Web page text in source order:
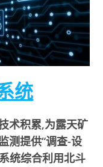
统
术积累,为露天矿
测提供“调查-设
统综合利用北斗